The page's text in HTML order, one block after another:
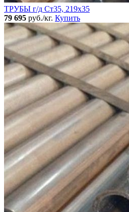
ТРУБЫ г/д Ст35, 219х35
79 695 руб./кг. Купить